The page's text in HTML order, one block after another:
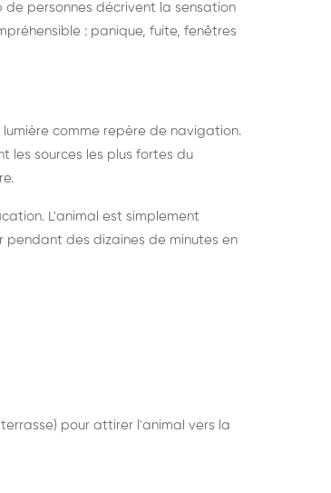
personnes décrivent la sensation
: panique, fuite, fenêtres
comme repère de navigation.
les sources les plus fortes du
L'animal est simplement
pendant des dizaines de minutes en
pour attirer l'animal vers la